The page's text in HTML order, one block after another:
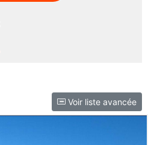
Voir liste avancée